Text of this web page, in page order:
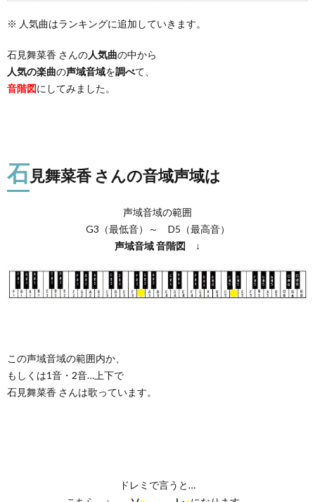
※ 人気曲はランキングに追加していきます。
石見舞菜香 さんの人気曲の中から
人気の楽曲の声域音域を調べて、
音階図にしてみました。
石見舞菜香 さんの音域声域は
声域音域の範囲
G3（最低音）～ D5（最高音）
声域音域音階図 ↓
この声域音域の範囲内か、
もしくは1音・2音…上下で
石見舞菜香 さんは歌っています。
ドレミで言うと…